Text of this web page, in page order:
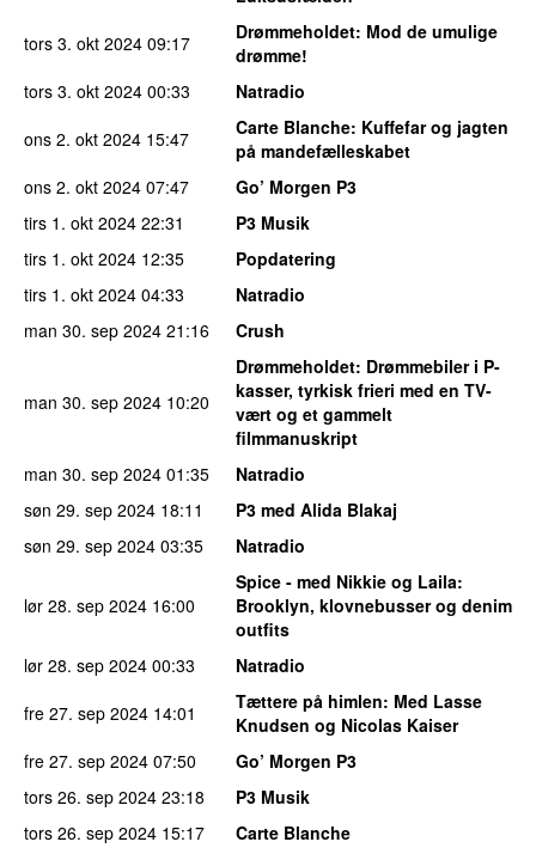
tors 3. okt 2024 09:17 Drømmeholdet: Mod de umulige
drømme!
tors 3. okt 2024 00:33
Natradio
ons 2. okt 2024 15:47 Carte Blanche: Kuffefar og jagten
på mandefælleskabet
ons 2. okt 2024 07:47
Go’ Morgen P3
tirs 1. okt 2024 22:31
P3 Musik
tirs 1. okt 2024 12:35
Popdatering
tirs 1. okt 2024 04:33
Natradio
man 30. sep 2024 21:16 Crush
man 30. sep 2024 10:20
Drømmeholdet: Drømmebiler i P-
kasser, tyrkisk frieri med en TV-
vært og et gammelt
filmmanuskript
man 30. sep 2024 01:35
Natradio
søn 29. sep 2024 18:11
P3 med Alida Blakaj
søn 29. sep 2024 03:35 Natradio
lør 28. sep 2024 16:00
Spice - med Nikkie og Laila:
Brooklyn, klovnebusser og denim
outfits
lør 28. sep 2024 00:33
Natradio
fre 27. sep 2024 14:01 Tættere på himlen: Med Lasse
Knudsen og Nicolas Kaiser
fre 27. sep 2024 07:50
Go’ Morgen P3
tors 26. sep 2024 23:18
P3 Musik
tors 26. sep 2024 15:17
Carte Blanche